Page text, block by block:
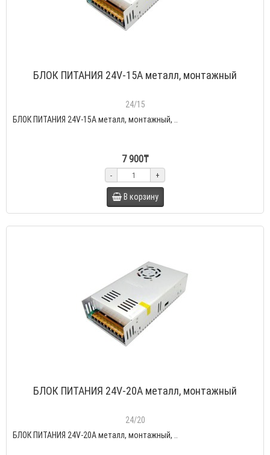
БЛОК ПИТАНИЯ 24V-15A металл, монтажный
24/15
БЛОК ПИТАНИЯ 24V-15A металл, монтажный, ..
7 900₸
- +
В корзину
БЛОК ПИТАНИЯ 24V-20A металл, монтажный
24/20
БЛОК ПИТАНИЯ 24V-20A металл, монтажный, ..